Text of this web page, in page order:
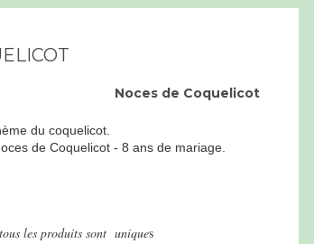
Noces de Coquelicot
du coquelicot.
de Coquelicot - 8 ans de mariage.
les produits sont uniques